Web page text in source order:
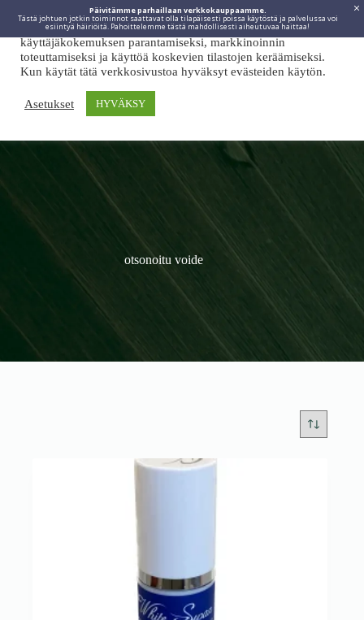
Päivitämme parhaillaan verkkokauppaamme.
Tästä johtuen jotkin toiminnot saattavat olla tilapäisesti poissa käytöstä ja palvelussa voi
esiintyä häiriöitä. Pahoittelemme tästä mahdollisesti aiheutuvaa haittaa!
otsonoitu voide
Viidakkotohtori.fi käyttää internetpalveluissaan evästeitä
käyttäjäkokemuksen parantamiseksi, markkinoinnin
toteuttamiseksi ja käyttöä koskevien tilastojen keräämiseksi.
Kun käytät tätä verkkosivustoa hyväksyt evästeiden käytön.
Asetukset HYVÄKSY